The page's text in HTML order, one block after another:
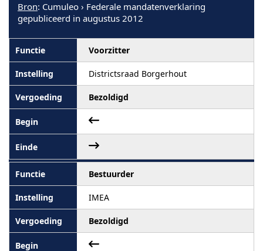
Bron: Cumuleo › Federale mandatenverklaring
gepubliceerd in augustus 2012
Voorzitter
Districtsraad Borgerhout
Bezoldigd
Bestuurder
IMEA
Bezoldigd